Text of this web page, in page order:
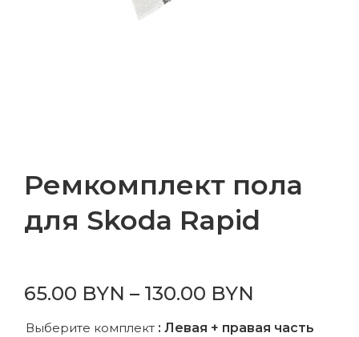
Ремкомплект пола
для Skoda Rapid
65.00 BYN – 130.00 BYN
Выберите комплект : Левая + правая часть